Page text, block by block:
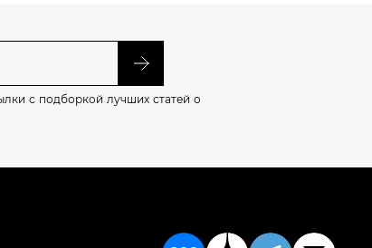
с подборкой лучших статей о